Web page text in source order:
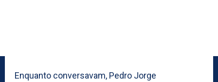
Enquanto conversavam, Pedro Jorge